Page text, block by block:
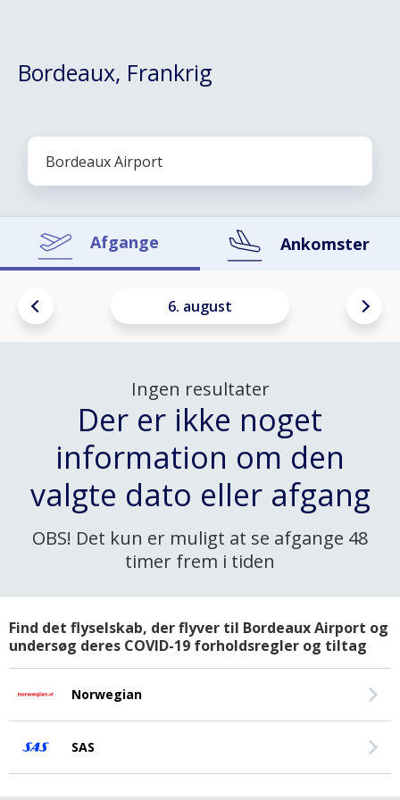
Bordeaux, Frankrig
Afgange Ankomster
6. august
Ingen resultater
Der er ikke noget
information om den
valgte dato eller afgang
OBS! Det kun er muligt at se afgange 48
timer frem i tiden
Find det flyselskab, der flyver til Bordeaux Airport og
undersøg deres COVID-19 forholdsregler og tiltag
Norwegian
SAS